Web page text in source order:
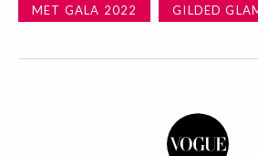
MET GALA 2022
GILDED